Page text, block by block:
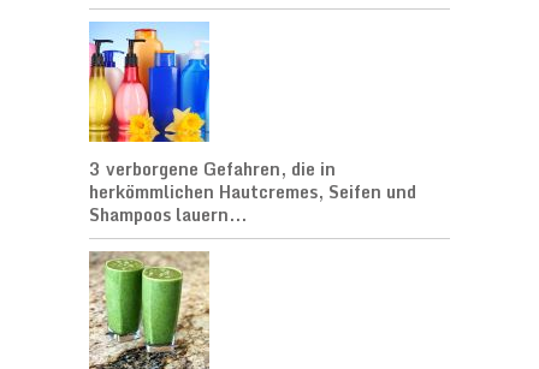
3 verborgene Gefahren, die in
herkömmlichen Hautcremes, Seifen und
Shampoos lauern...